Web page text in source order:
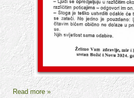
Read more »